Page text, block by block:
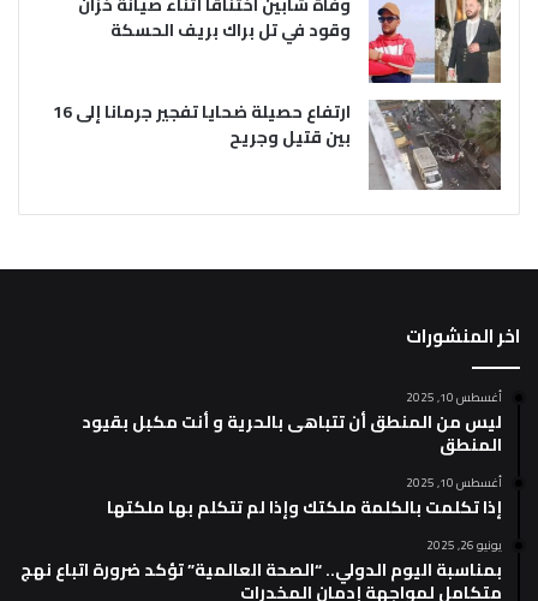
وقود في تل براك بريف الحسكة
ارتفاع حصيلة ضحايا تفجير جرمانا إلى 16
بين قتيل وجريح
اخر المنشورات
أغسطس 10, 2025
ليس من المنطق أن تتباهى بالحرية و أنت مكبل بقيود
المنطق
أغسطس 10, 2025
إذا تكلمت بالكلمة ملكتك وإذا لم تتكلم بها ملكتها
يونيو 26, 2025
بمناسبة اليوم الدولي.. “الصحة العالمية” تؤكد ضرورة اتباع نهج
متكامل لمواجهة إدمان المخدرات